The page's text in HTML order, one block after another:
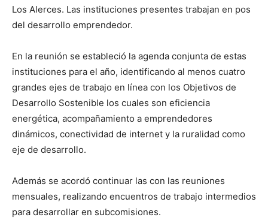
Los Alerces. Las instituciones presentes trabajan en pos
del desarrollo emprendedor.
En la reunión se estableció la agenda conjunta de estas
instituciones para el año, identificando al menos cuatro
grandes ejes de trabajo en línea con los Objetivos de
Desarrollo Sostenible los cuales son eficiencia
energética, acompañamiento a emprendedores
dinámicos, conectividad de internet y la ruralidad como
eje de desarrollo.
Además se acordó continuar las con las reuniones
mensuales, realizando encuentros de trabajo intermedios
para desarrollar en subcomisiones.